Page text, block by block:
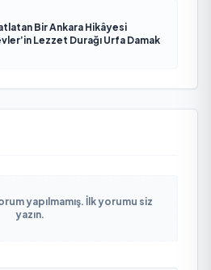
Bir Ankara Hikâyesi
Lezzet Durağı Urfa Damak
yapılmamış. İlk yorumu siz
yazın.